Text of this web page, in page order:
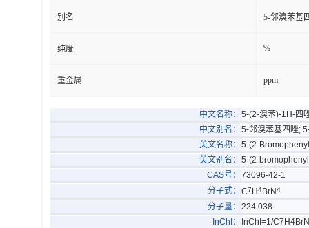
别名 5-邻溴苯基
纯度 %
重金属 ppm
中文名称： 5-(2-溴苯)-1H-四
中文别名： 5-邻溴苯基四唑;
英文名称： 5-(2-
英文别名： 5-(2-
CAS号： 73096-42-1
分子式： C7 H4BrN4
分子量： 224.038
InChI：
InChI=1/